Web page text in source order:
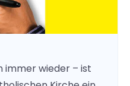
immer wieder – ist